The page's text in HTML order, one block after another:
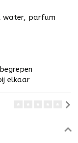
water, parfum
elkaar